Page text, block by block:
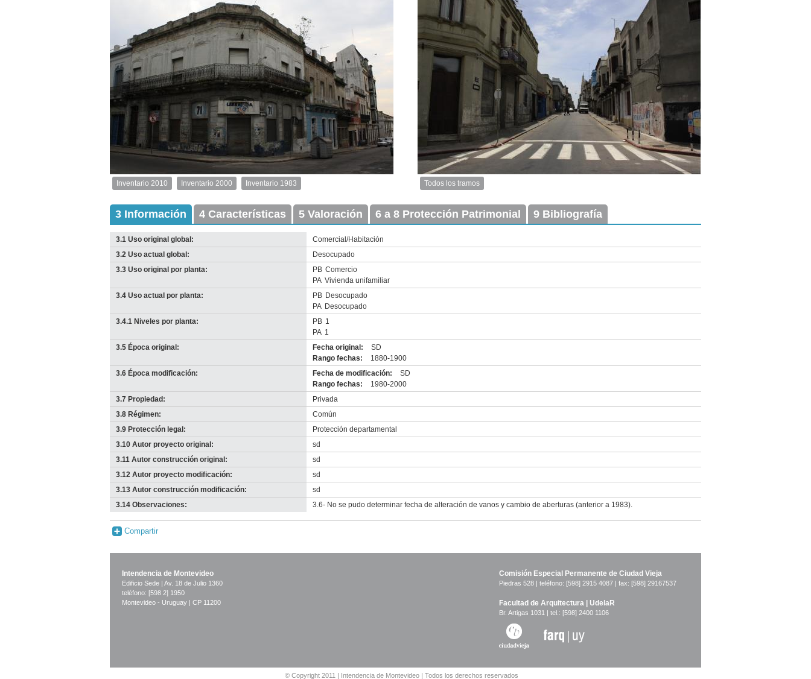
Inventario
Exterior
imagen
original
Inventario 2010
Inventario 2000
Inventario 1983
Imagen
tramo:
Cerrito
Todos los tramos
Anterior Pausa Siguiente
3 Información 4 Características 5 Valoración 6 a 8 Protección Patrimonial 9 Bibliografía
3.1 Uso original global:
Comercial/Habitación
3.2 Uso actual global:
Desocupado
3.3 Uso original por planta:
PB Comercio
PA Vivienda unifamiliar
3.4 Uso actual por planta:
PB Desocupado
PA Desocupado
3.4.1 Niveles por planta:
PB 1
PA 1
3.5 Época original:
Fecha original:
SD
Rango fechas:
1880-1900
3.6 Época modificación:
Fecha de modificación:
SD
Rango fechas:
1980-2000
3.7 Propiedad:
Privada
3.8 Régimen:
Común
3.9 Protección legal:
Protección departamental
3.10 Autor proyecto original:
sd
3.11 Autor construcción original:
sd
3.12 Autor proyecto modificación:
sd
3.13 Autor construcción modificación:
sd
3.14 Observaciones:
3.6- No se pudo determinar fecha de alteración de vanos y cambio de aberturas (anterior a 1983).
Compartir
Intendencia de Montevideo
Edificio Sede | Av. 18 de Julio 1360
teléfono: [598 2] 1950
Montevideo - Uruguay | CP 11200
Comisión Especial Permanente de Ciudad Vieja
Piedras 528 | teléfono: [598] 2915 4087 | fax: [598] 29167537
Facultad de Arquitectura | UdelaR
Br. Artigas 1031 | tel.: [598] 2400 1106
© Copyright 2011 | Intendencia de Montevideo | Todos los derechos reservados